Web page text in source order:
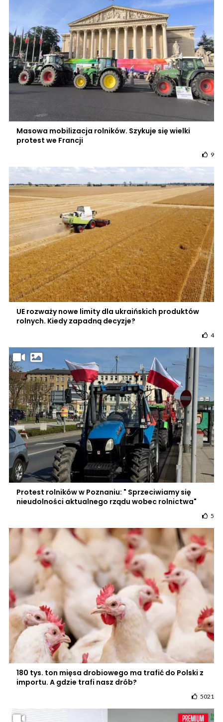
Masowa mobilizacja rolników. Szykuje się wielki
protest we Francji
9
UE rozważy nowe limity dla ukraińskich produktów
rolnych. Kiedy zapadną decyzje?
4
Protest rolników w Poznaniu: " Sprzeciwiamy się
nieudolności aktualnego rządu wobec rolnictwa"
5
180 tys. ton mięsa drobiowego ma trafić do Polski z
importu. A gdzie trafi nasz drób?
5021